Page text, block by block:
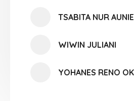
TSABITA NUR
WIWIN JULIANI
YOHANES RENO